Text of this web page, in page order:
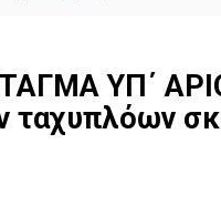
ΥΠ΄
ταχυπλόων